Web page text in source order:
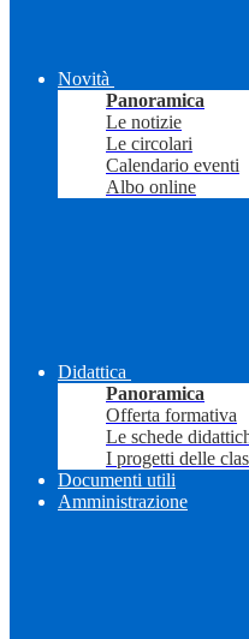
Novità
Panoramica
Le notizie
Le circolari
Calendario eventi
Albo online
Didattica
Panoramica
Offerta formativa
Le schede
I progetti delle
Documenti utili
Amministrazione